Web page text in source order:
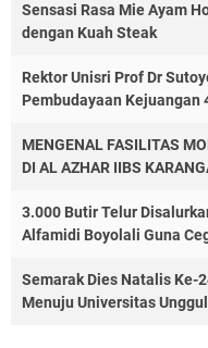
Sensasi Rasa Mie Ayam
dengan Kuah Steak
Rektor Unisri Prof Dr
Pembudayaan Kejuangan
MENGENAL FASILITAS
DI AL AZHAR IIBS
3.000 Butir Telur
Alfamidi Boyolali Guna
Semarak Dies Natalis Ke-
Menuju Universitas Unggul